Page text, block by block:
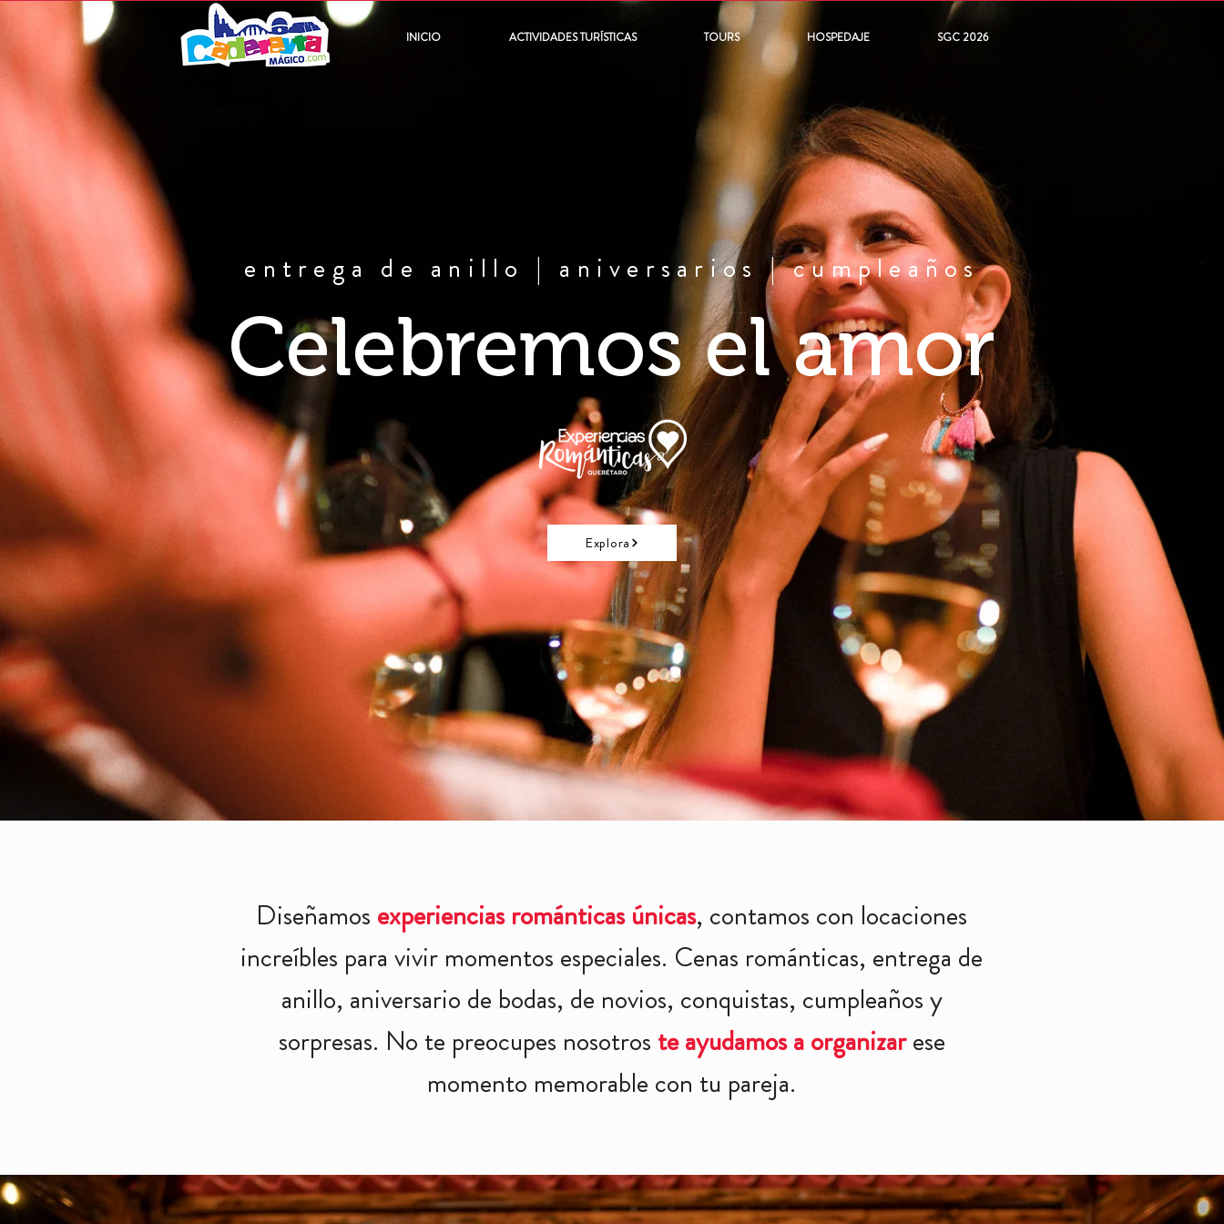
INICIO ACTIVIDADES TURÍSTICAS TOURS HOSPEDAJE SGC 2026
entrega de anillo | aniversarios | cumpleaños
Celebremos el amor
Explora
Diseñamos experiencias románticas únicas, contamos con locaciones
increíbles para vivir momentos especiales. Cenas románticas, entrega de
anillo, aniversario de bodas, de novios, conquistas, cumpleaños y
sorpresas. No te preocupes nosotros te ayudamos a organizarese
momento memorable con tu pareja.